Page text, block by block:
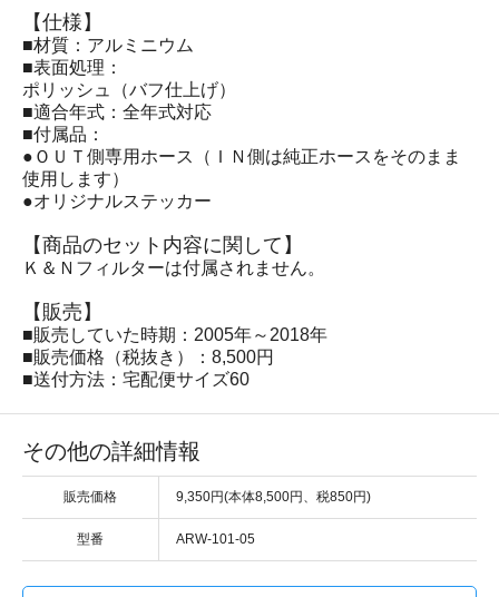
【仕様】
■材質：アルミニウム
■表面処理：
ポリッシュ（バフ仕上げ）
■適合年式：全年式対応
■付属品：
●ＯＵＴ側専用ホース（ＩＮ側は純正ホースをそのまま
使用します）
●オリジナルステッカー
【商品のセット内容に関して】
Ｋ＆Ｎフィルターは付属されません。
【販売】
■販売していた時期：2005年～2018年
■販売価格（税抜き）：8,500円
■送付方法：宅配便サイズ60
その他の詳細情報
販売価格 9,350円(本体8,500円、税850円)
型番 ARW-101-05